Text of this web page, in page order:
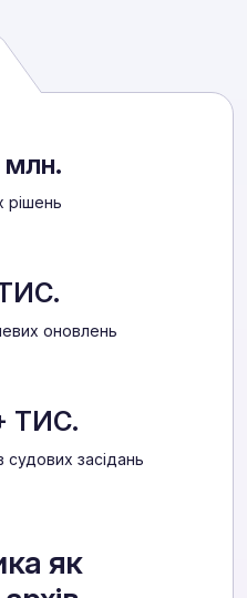
млн.
рішень
оновлень
ТИС.
судових засідань
як